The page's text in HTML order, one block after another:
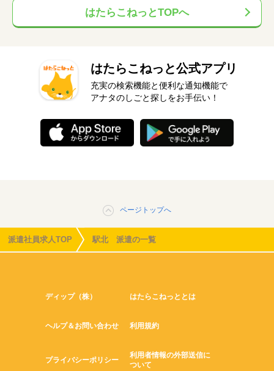
はたらこねっとTOPへ
はたらこねっと公式アプリ
充実の検索機能と便利な通知機能で
アナタのしごと探しをお手伝い！
ページトップへ
派遣社員求人TOP 駅北 派遣の一覧
ディップ（株） はたらこねっととは
ヘルプ＆お問い合わせ 利用規約
プライバシーポリシー
利用者情報の外部送信に
ついて